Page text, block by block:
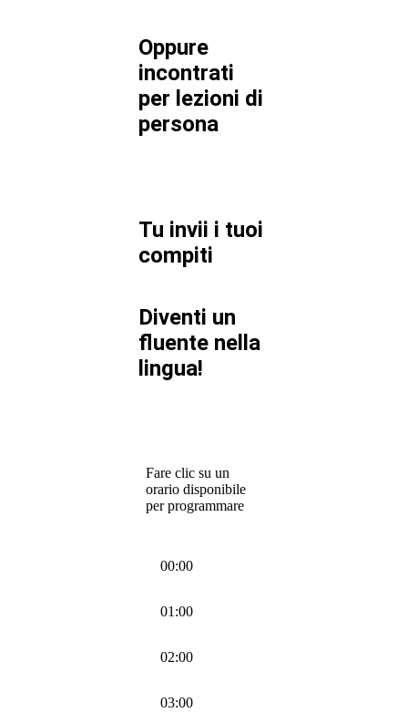
Oppure
incontrati
per lezioni di
persona
Tu invii i tuoi
compiti
Diventi un
fluente nella
lingua!
Fare clic su un
orario disponibile
per programmare
00:00
01:00
02:00
03:00